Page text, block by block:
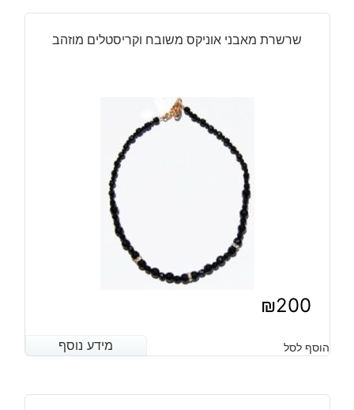
היה:
₪130.
הוא:
₪90.
שרשרת מאבני אוניקס משובח וקריסטלים מוזהב
₪200
מידע נוסף הוסף לסל מידע נוסף